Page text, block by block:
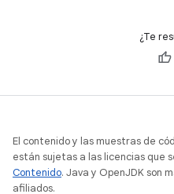
Detalla los pasos de
cargas de datos, controlar
administrar claves remotas
¿Te
El contenido y las muestras de
están sujetas a las licencias que
Contenido. Java y OpenJDK son
afiliados.